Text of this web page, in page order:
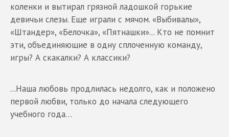
коленки и вытирал грязной ладошкой горькие
девичьи слезы. Еще играли с мячом. «Выбивалы»,
«Штандер», «Белочка», «Пятнашки»... Кто не помнит
эти, объединяющие в одну сплоченную команду,
игры? А скакалки? А классики?
...Наша любовь продлилась недолго, как и положено
первой любви, только до начала следующего
учебного года…